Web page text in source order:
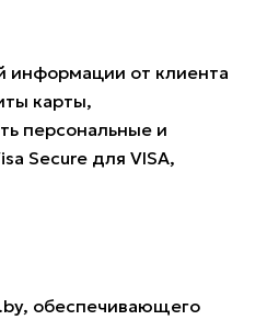
информации от клиента
карты,
персональные и
Secure для VISA,
обеспечивающего